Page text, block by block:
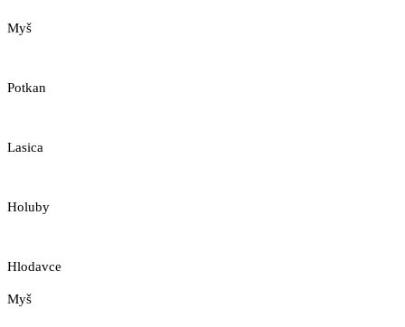
Myš
Potkan
Lasica
Holuby
Hlodavce
Myš